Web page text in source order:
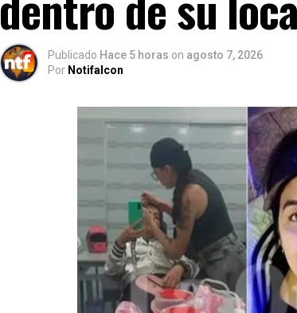
Publicado Hace 5 horas on agosto 7, 2026
Por Notifalcon